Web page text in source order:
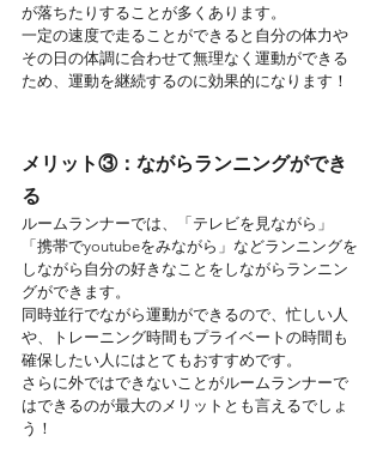
が落ちたりすることが多くあります。
一定の速度で走ることができると自分の体力や
その日の体調に合わせて無理なく運動ができる
ため、運動を継続するのに効果的になります！
メリット③：ながらランニングができ
る
ルームランナーでは、「テレビを見ながら」
「携帯でyoutubeをみながら」などランニングを
しながら自分の好きなことをしながらランニン
グができます。
同時並行でながら運動ができるので、忙しい人
や、トレーニング時間もプライベートの時間も
確保したい人にはとてもおすすめです。
さらに外ではできないことがルームランナーで
はできるのが最大のメリットとも言えるでしょ
う！